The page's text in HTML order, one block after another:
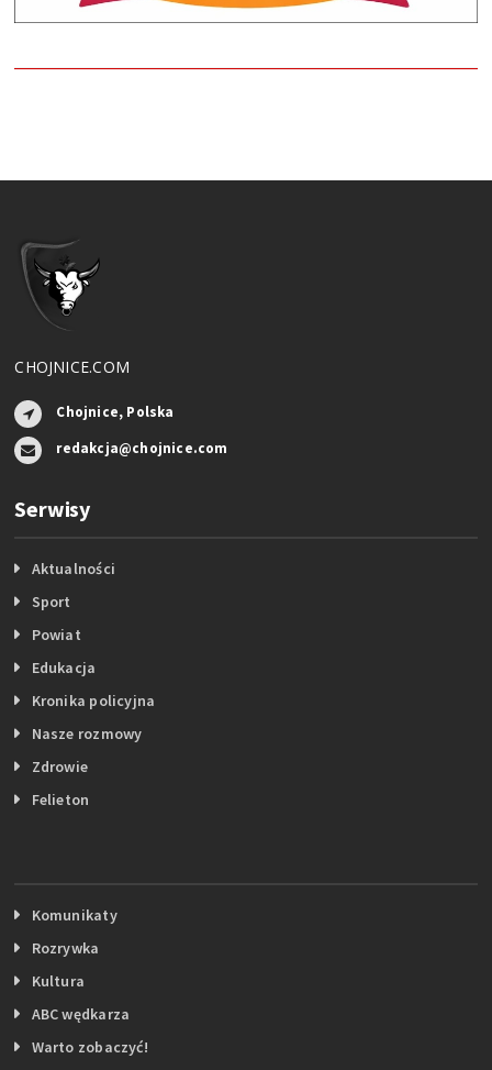
CHOJNICE.COM
Chojnice, Polska
redakcja@chojnice.com
Serwisy
Aktualności
Sport
Powiat
Edukacja
Kronika policyjna
Nasze rozmowy
Zdrowie
Felieton
Komunikaty
Rozrywka
Kultura
ABC wędkarza
Warto zobaczyć!